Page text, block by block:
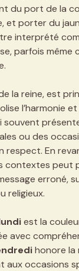
du port de la
et porter du
interprété
parfois même
la reine, est
l’harmonie
souvent
ou des
respect. En
contextes peut
erroné,
religieux.
est la
avec
honore la
aux occasions